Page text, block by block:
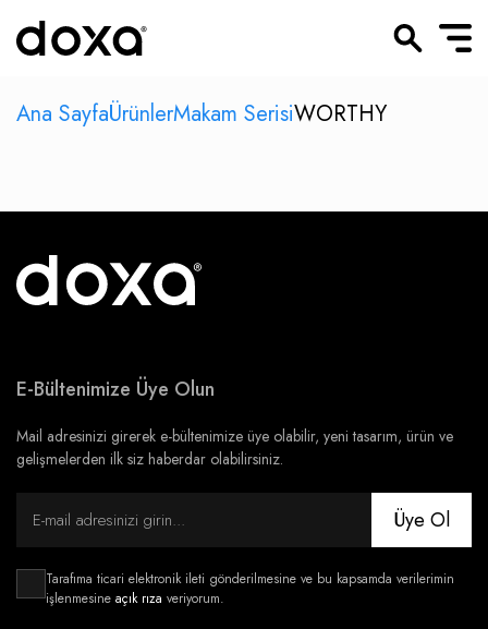
Ana SayfaÜrünlerMakam SerisiWORTHY
E-Bültenimize Üye Olun
Mail adresinizi girerek e-bültenimize üye olabilir, yeni tasarım, ürün ve
gelişmelerden ilk siz haberdar olabilirsiniz.
Üye Ol
Tarafıma ticari elektronik ileti gönderilmesine ve bu kapsamda verilerimin
işlenmesine açık rıza veriyorum.